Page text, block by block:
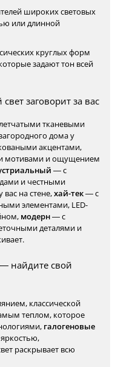
широких световых
или длинной
круглых форм
задают тон всей
заговорит за вас
тканевыми
дома у
акцентами,
мотивами и ощущением
— с
и честными
на стене,хай-тек— с
элементами, LED-
модерн— с
деталями и
найдите свой
классической
теплом, которое
галогеновые
раскрывает всю